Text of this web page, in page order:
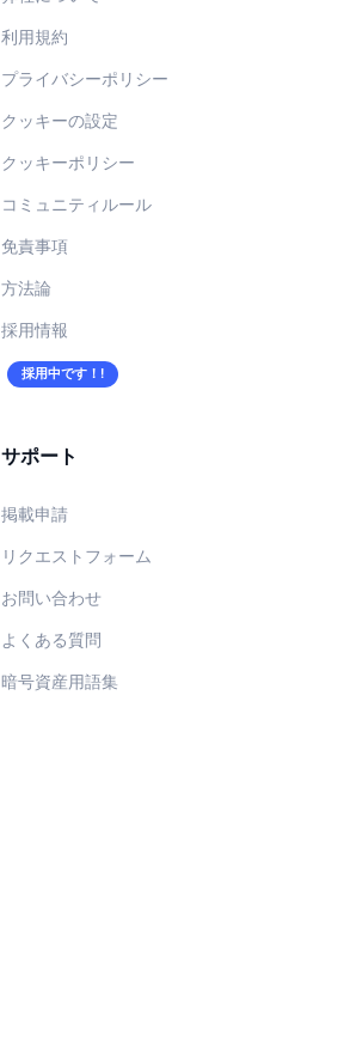
利用規約
プライバシーポリシー
クッキーの設定
クッキーポリシー
コミュニティルール
免責事項
方法論
採用情報
採用中です！!
サポート
掲載申請
リクエストフォーム
お問い合わせ
よくある質問
暗号資産用語集